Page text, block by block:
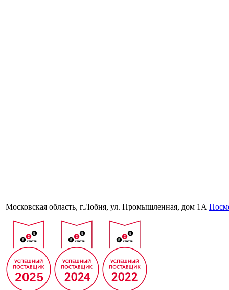
Московская область, г.Лобня, ул. Промышленная, дом 1А